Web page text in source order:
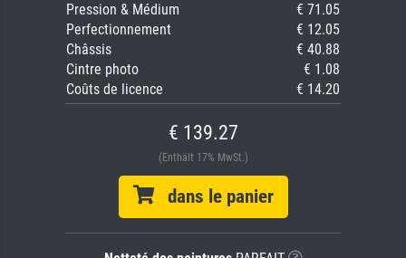
Pression & Médium
€ 71.05
Perfectionnement
€ 12.05
Châssis
€ 40.88
Cintre photo
€ 1.08
Coûts de licence
€ 14.20
€ 139.27
(Enthält 17% MwSt.)
dans le panier